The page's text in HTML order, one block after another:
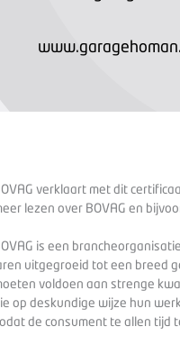
verklaart met dit
lezen over BOVAG en
is een
uitgegroeid tot een breed
voldoen aan strenge
op deskundige wijze hun
de consument te allen tijd